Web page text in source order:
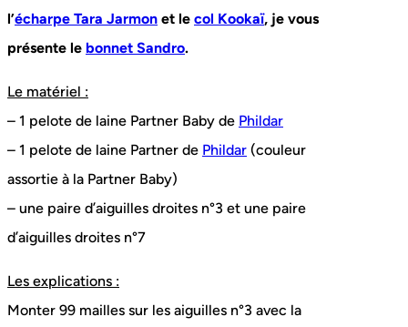
l’écharpe Tara Jarmon et le col Kookaï, je vous
présente le bonnet Sandro.
Le matériel :
– 1 pelote de laine Partner Baby de Phildar
– 1 pelote de laine Partner de Phildar (couleur
assortie à la Partner Baby)
– une paire d’aiguilles droites n°3 et une paire
d’aiguilles droites n°7
Les explications :
Monter 99 mailles sur les aiguilles n°3 avec la